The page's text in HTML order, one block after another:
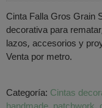
Cinta Falla Gros Grain
decorativa para
lazos, accesorios y
Venta por metro.
Categoría: Cintas